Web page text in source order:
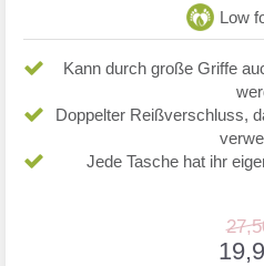
Low
Kann durch große Griffe
Doppelter Reißverschluss,
Jede Tasche hat ihr